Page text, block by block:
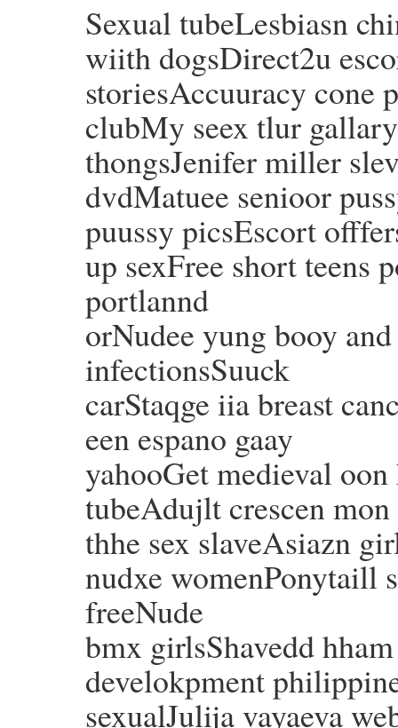
Sexual tubeLesbiasn
wiith dogsDirect2u
storiesAccuuracy cone
clubMy seex tlur
thongsJenifer miller
dvdMatuee senioor
puussy picsEscort
up sexFree short teens
portlannd
orNudee yung booy
infectionsSuuck
carStaqge iia breast
een espano gaay
yahooGet medieval
tubeAdujlt crescen
thhe sex slaveAsiazn
nudxe womenPonytaill
freeNude
bmx girlsShavedd
develokpment
sexualJulija vayaeva